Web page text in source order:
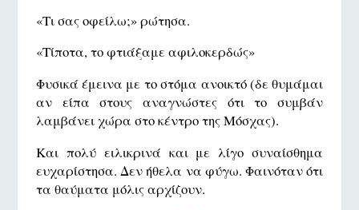
«Τι σας οφείλω;» ρώτησα.
«Τίποτα, το φτιάξαμε αφιλοκερδώς»
Φυσικά έμεινα με το στόμα ανοικτό (δε θυμάμαι
αν είπα στους αναγνώστες ότι το συμβάν
λαμβάνει χώρα στο κέντρο της Μόσχας).
Και πολύ ειλικρινά και με λίγο συναίσθημα
ευχαρίστησα. Δεν ήθελα να φύγω. Φαινόταν ότι
τα θαύματα μόλις αρχίζουν.